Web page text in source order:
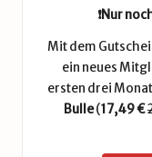
❗️Nur
Mit dem
ein neues
ersten drei
Bulle(17,49 €